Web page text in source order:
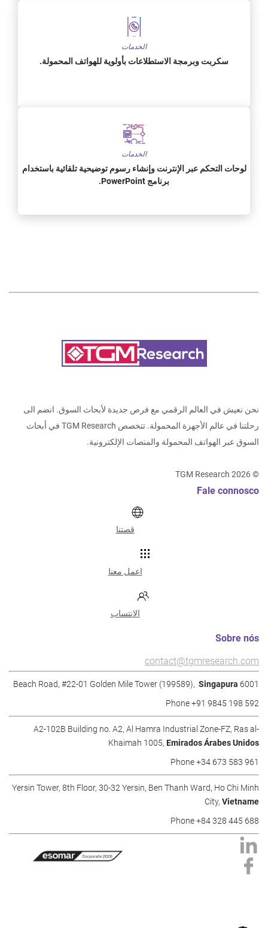
الخدمات
سكربت وبرمجة الاستطلاعات بأولوية للهواتف المحمولة.
الخدمات
لوحات التحكم عبر الإنترنت وإنشاء رسوم توضيحية تلقائية باستخدام
برنامج PowerPoint.
نحن نعيش في العالم الرقمي مع فرص جديدة لأبحاث السوق. انضم الى
رحلتنا في عالم الأجهزة المحمولة. تتخصص TGM Research في أبحاث
السوق عبر الهواتف المحمولة والمنصات الإلكترونية.
©
2026
Fale connosco
قصتنا
اعمل معنا
الانتساب
Sobre nós
contact@tgmresearch.com
6001 Beach Road, #22-01 Golden Mile Tower (199589),
Singapura
Phone +91 9845 198 592
A2-102B Building no. A2, Al Hamra Industrial Zone-FZ, Ras al-
Khaimah 1005, Emirados Árabes Unidos
Phone +34 673 583 961
Yersin Tower, 8th Floor, 30-32 Yersin, Ben Thanh Ward, Ho Chi Minh
City, Vietname
Phone +84 328 445 688